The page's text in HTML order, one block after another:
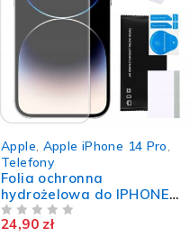
Apple Apple iPhone 14 Pro
Telefony
Folia ochronna
hydrożelowa do IPHONE
14 PRO wytrzymała na
ekran szkło TPU
24,90 zł